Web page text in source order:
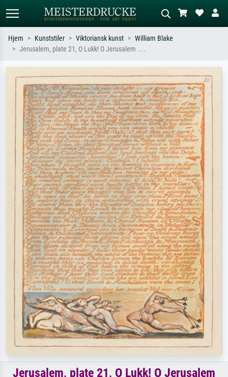
Søk etter kunstner, tittel eller stil – for
eksempel Monet, Stjernenatt,
impresjonisme, Hokusai-bølgen, akt.
Beskriv scenen – for eksempel grønn
eng, abstrakt med mye rødt, mørkt
oljemaleri, stående akt ved et tre.
Hjem Kunststiler Viktoriansk kunst
William Blake
Jerusalem, plate 21, O Lukk! O Jerusalem ....
Jerusalem, plate 21, O Lukk! O Jerusalem